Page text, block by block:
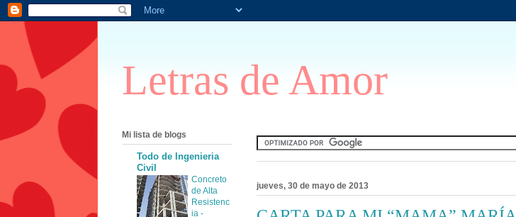
Letras de Amor
jueves, 30 de mayo de 2013
Mi lista de blogs
Todo de Ingenieria
Civil
Concreto
de Alta
Resistenc
ia -